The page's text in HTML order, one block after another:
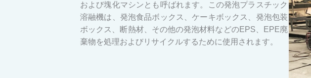
および塊化マシンとも呼ばれます。この発泡プラスチック
溶融機は、発泡食品ボックス、ケーキボックス、発泡包装
ボックス、断熱材、その他の発泡材料などのEPS、EPE廃
棄物を処理およびリサイクルするために使用されます。